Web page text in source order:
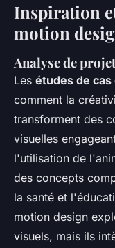
Inspiration
motion
Analyse de
Les études de
comment la
transforment des
visuelles
l'utilisation de
des concepts
la santé et
motion design
visuels, mais ils